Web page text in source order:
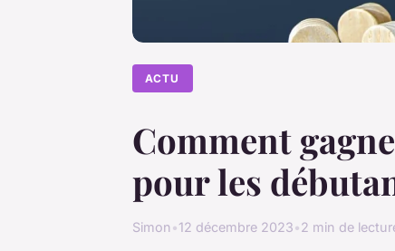
ACTU
Comment
pour les
Simon•12 décembre 2023•2 min de